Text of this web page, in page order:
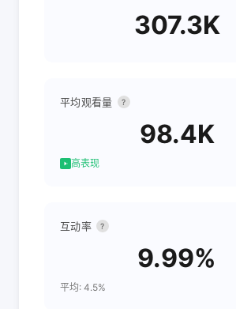
307.3K
平均观看量 ?
98.4K
高表现
互动率 ?
9.99%
平均: 4.5%